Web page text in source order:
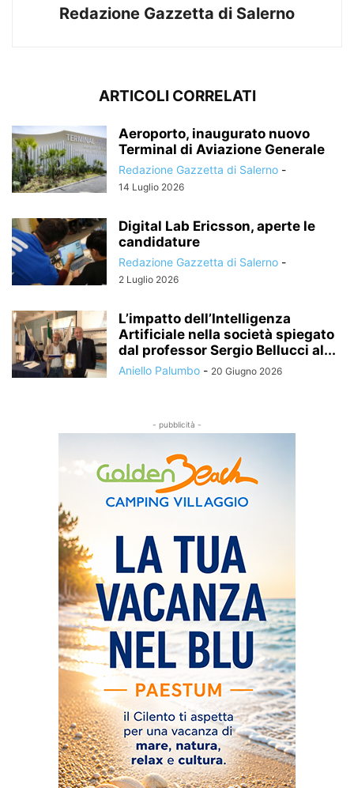
Redazione Gazzetta di Salerno
ARTICOLI CORRELATI
Aeroporto, inaugurato nuovo
Terminal di Aviazione Generale
Redazione Gazzetta di Salerno -
14 Luglio 2026
Digital Lab Ericsson, aperte le
candidature
Redazione Gazzetta di Salerno -
2 Luglio 2026
L’impatto dell’Intelligenza
Artificiale nella società spiegato
dal professor Sergio Bellucci al...
Aniello Palumbo - 20 Giugno 2026
- pubblicità -